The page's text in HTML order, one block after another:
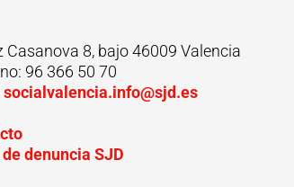
Casanova 8, bajo 46009 Valencia
96 366 50 70
socialvalencia.info@sjd.es
denuncia SJD